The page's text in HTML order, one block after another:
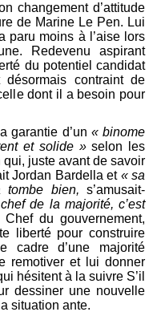
changement d’attitude
de Marine Le Pen. Lui
paru moins à l’aise lors
Redevenu aspirant
du potentiel candidat
contraint de
dont il a besoin pour
garantie d’un « binome
et solide »selon les
juste avant de savoir
Jordan Bardella et « sa
tombe bien, s’amusait-
de la majorité, c’est
Chef du gouvernement,
liberté pour construire
cadre d’une majorité
remotiver et lui donner
hésitent à la suivre S’il
dessiner une nouvelle
situation ante.